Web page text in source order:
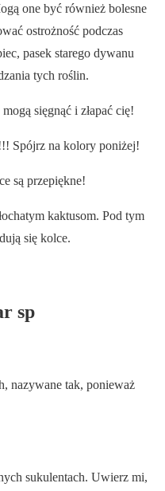
one być również bolesne
ostrożność podczas
pasek starego dywanu
tych roślin.
sięgnąć i złapać cię!
Spójrz na kolory poniżej!
są przepiękne!
kaktusom. Pod tym
się kolce.
sp
nazywane tak, ponieważ
sukulentach. Uwierz mi,